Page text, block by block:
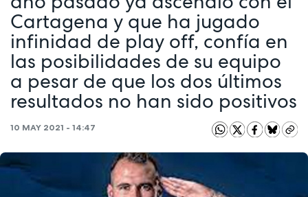
Cartagena y que ha jugado
infinidad de play off, confía en
las posibilidades de su equipo
a pesar de que los dos últimos
resultados no han sido positivos
10 MAY 2021 - 14:47